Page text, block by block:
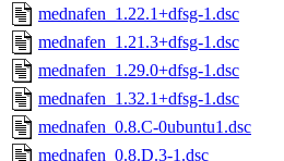
mednafen_1.22.1+dfsg-1.dsc
mednafen_1.21.3+dfsg-1.dsc
mednafen_1.29.0+dfsg-1.dsc
mednafen_1.32.1+dfsg-1.dsc
mednafen_0.8.C-0ubuntu1.dsc
mednafen_0.8.D.3-1.dsc